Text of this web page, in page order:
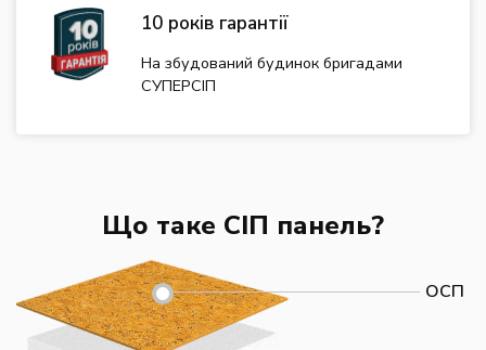
10 років гарантії
На збудований будинок бригадами
СУПЕРСІП
Що таке СІП панель?
ОСП